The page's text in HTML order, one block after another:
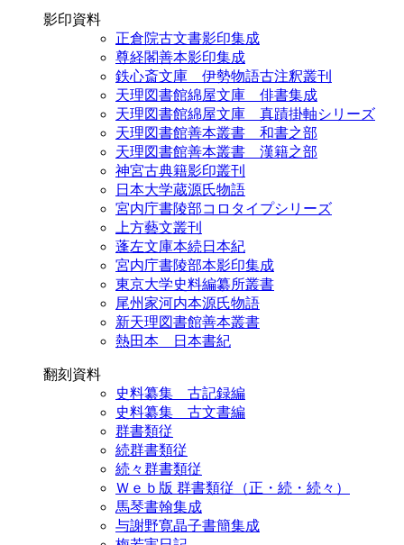
影印資料
正倉院古文書影印集成
尊経閣善本影印集成
鉄心斎文庫 伊勢物語古注釈叢刊
天理図書館綿屋文庫 俳書集成
天理図書館綿屋文庫 真蹟掛軸シリーズ
天理図書館善本叢書 和書之部
天理図書館善本叢書 漢籍之部
神宮古典籍影印叢刊
日本大学蔵源氏物語
宮内庁書陵部コロタイプシリーズ
上方藝文叢刊
蓬左文庫本続日本紀
宮内庁書陵部本影印集成
東京大学史料編纂所叢書
尾州家河内本源氏物語
新天理図書館善本叢書
熱田本 日本書紀
翻刻資料
史料纂集 古記録編
史料纂集 古文書編
群書類従
続群書類従
続々群書類従
Ｗｅｂ版 群書類従（正・続・続々）
馬琴書翰集成
与謝野寛晶子書簡集成